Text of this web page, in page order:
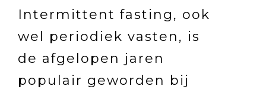
Intermittent fasting, ook
wel periodiek vasten, is
de afgelopen jaren
populair geworden bij